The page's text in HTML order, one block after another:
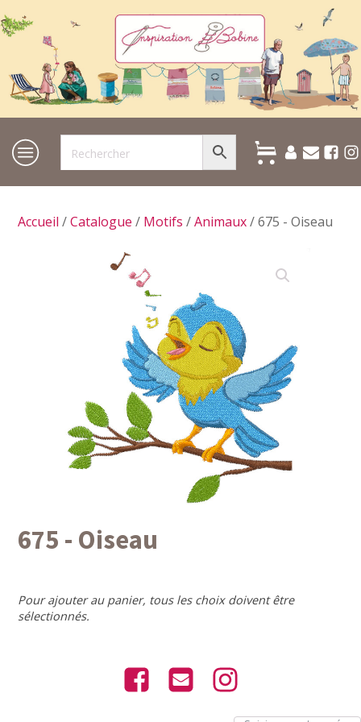
Accueil /Catalogue / Motifs /Animaux/ 675 - Oiseau
675 - Oiseau
Pour ajouter au panier, tous les choix doivent être
sélectionnés.